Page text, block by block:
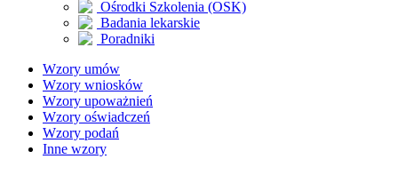
Ośrodki Szkolenia (OSK)
Badania lekarskie
Poradniki
Wzory umów
Wzory wniosków
Wzory upoważnień
Wzory oświadczeń
Wzory podań
Inne wzory